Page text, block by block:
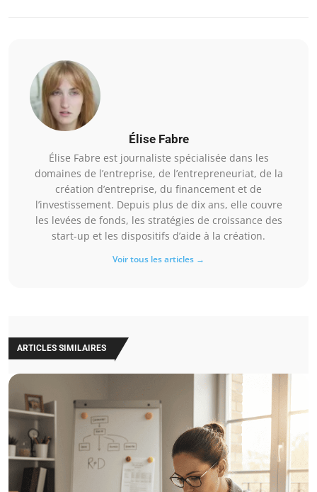
Élise Fabre
Élise Fabre est journaliste spécialisée dans les
domaines de l’entreprise, de l’entrepreneuriat, de la
création d’entreprise, du financement et de
l’investissement. Depuis plus de dix ans, elle couvre
les levées de fonds, les stratégies de croissance des
start-up et les dispositifs d’aide à la création.
Voir tous les articles →
ARTICLES SIMILAIRES